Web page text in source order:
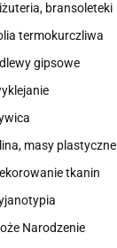
bransoleteki
termokurczliwa
gipsowe
masy plastyczne
tkanin
Narodzenie